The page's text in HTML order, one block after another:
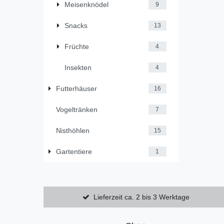
Meisenknödel 9
Snacks 13
Früchte 4
Insekten 4
Futterhäuser 16
Vogeltränken 7
Nisthöhlen 15
Gartentiere 1
Lieferzeit ca. 2 bis 3 Werktage